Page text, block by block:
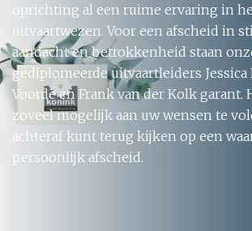
oprichting al een ruime ervaring in
uitvaartwezen. Voor een afscheid in
aandacht en betrokkenheid staan
gediplomeerde uitvaartleiders
Voorde en Frank van der Kolk garant.
zoveel mogelijk aan uw wensen te
achteraf kunt terug kijken op een
persoonlijk afscheid.